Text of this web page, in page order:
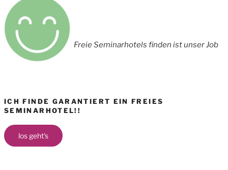
Freie Seminarhotels finden ist unser Job
ICH FINDE GARANTIERT EIN FREIES
SEMINARHOTEL!!
los geht's